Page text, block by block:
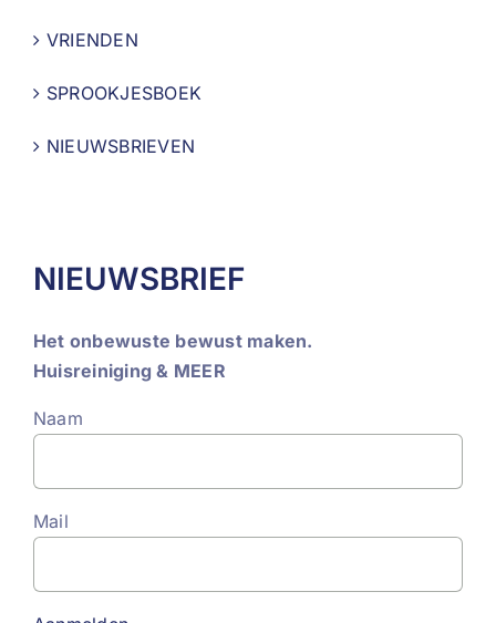
VRIENDEN
SPROOKJESBOEK
NIEUWSBRIEVEN
NIEUWSBRIEF
Het onbewuste bewust maken.
Huisreiniging & MEER
Naam
Mail